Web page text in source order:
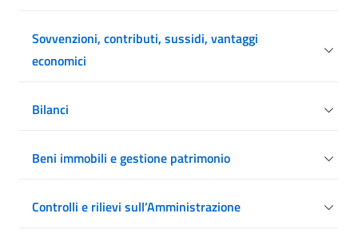
Sovvenzioni, contributi, sussidi, vantaggi
economici
Bilanci
Beni immobili e gestione patrimonio
Controlli e rilievi sull’Amministrazione